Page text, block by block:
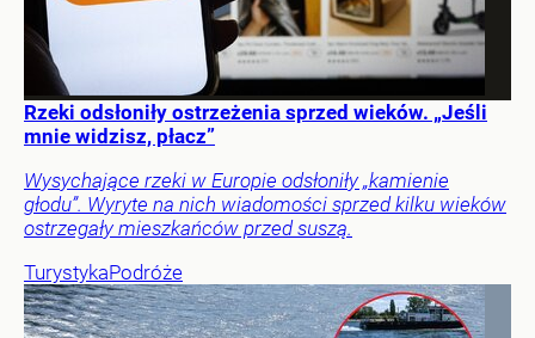
Rzeki odsłoniły ostrzeżenia sprzed wieków. „Jeśli
mnie widzisz, płacz”
Wysychające rzeki w Europie odsłoniły „kamienie
głodu”. Wyryte na nich wiadomości sprzed kilku wieków
ostrzegały mieszkańców przed suszą.
TurystykaPodróże